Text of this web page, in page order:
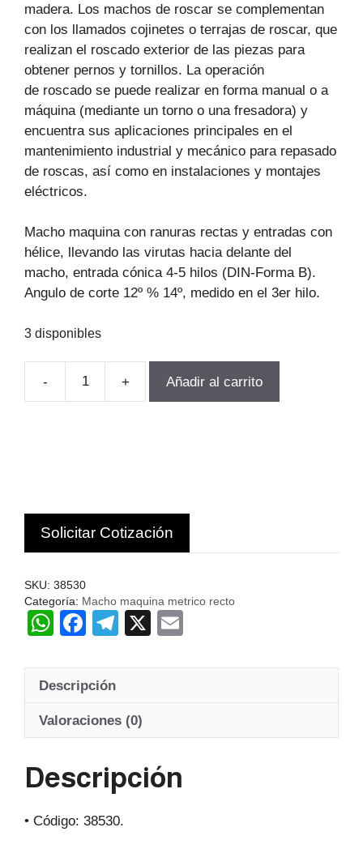
madera. Los machos de roscar se complementan
con los llamados cojinetes o terrajas de roscar, que
realizan el roscado exterior de las piezas para
obtener pernos y tornillos. La operación
de roscado se puede realizar en forma manual o a
máquina (mediante un torno o una fresadora) y
encuentra sus aplicaciones principales en el
mantenimiento industrial y mecánico para repasado
de roscas, así como en instalaciones y montajes
eléctricos.
Macho maquina con ranuras rectas y entradas con
hélice, llevando las virutas hacia delante del
macho, entrada cónica 4-5 hilos (DIN-Forma B).
Angulo de corte 12º % 14º, medido en el 3er hilo.
3 disponibles
-
MACHO
0.7
VOLKEL
ALE
+ Añadir al carrito
Solicitar Cotización
SKU: 38530
Categoría: Macho maquina metrico recto
W
at
A
p
F
c
b
o
T
e
a
X
ail
Descripción
Valoraciones (0)
Descripción
• Código: 38530.